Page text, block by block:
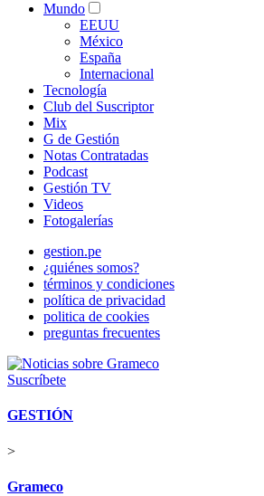
Mundo
EEUU
México
España
Internacional
Tecnología
Club del Suscriptor
Mix
G de Gestión
Notas Contratadas
Podcast
Gestión TV
Videos
Fotogalerías
gestion.pe
¿quiénes somos?
términos y condiciones
política de privacidad
politica de cookies
preguntas frecuentes
Suscríbete
GESTIÓN
>
Grameco